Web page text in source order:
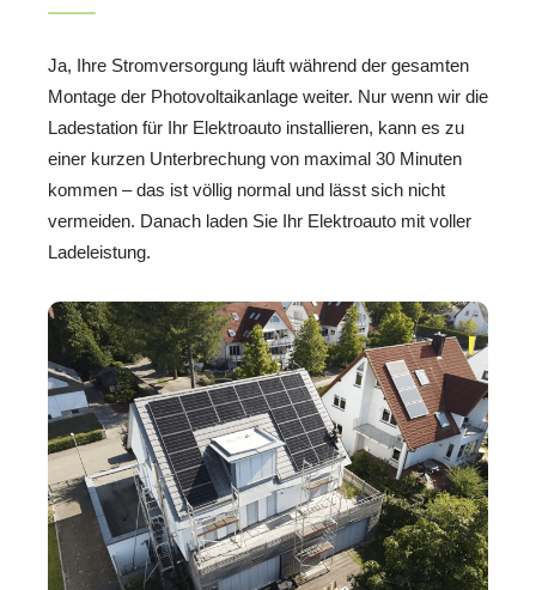
Ja, Ihre Stromversorgung läuft während der gesamten
Montage der Photovoltaikanlage weiter. Nur wenn wir die
Ladestation für Ihr Elektroauto installieren, kann es zu
einer kurzen Unterbrechung von maximal 30 Minuten
kommen – das ist völlig normal und lässt sich nicht
vermeiden. Danach laden Sie Ihr Elektroauto mit voller
Ladeleistung.